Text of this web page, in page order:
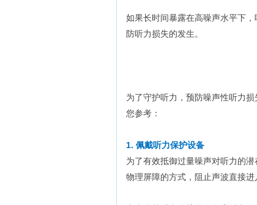
如果长时间暴露在高噪声水平下
防听力损失的发生。
为了守护听力，预防噪声性听力
您参考：
1. 佩戴听力保护设备
为了有效抵御过量噪声对听力的
物理屏障的方式，阻止声波直接